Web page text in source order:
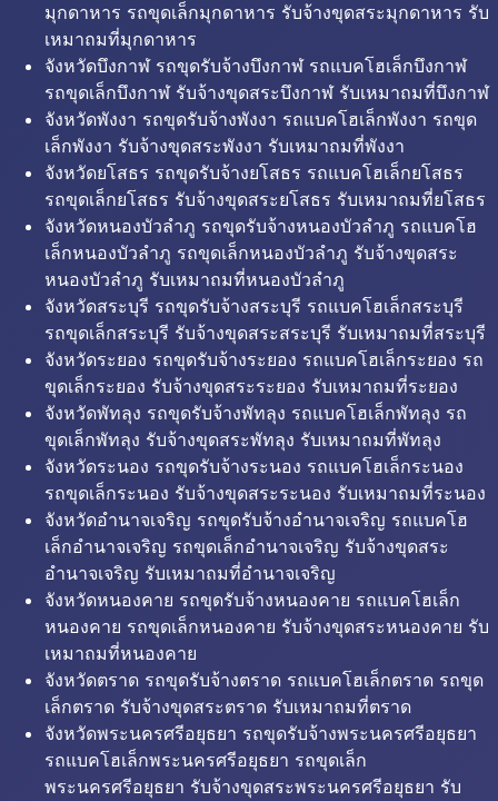
มุกดาหาร รถขุดเล็กมุกดาหาร รับจ้างขุดสระมุกดาหาร รับ
เหมาถมที่มุกดาหาร
จังหวัดบึงกาฬ รถขุดรับจ้างบึงกาฬ รถแบคโฮเล็กบึงกาฬ
รถขุดเล็กบึงกาฬ รับจ้างขุดสระบึงกาฬ รับเหมาถมที่บึงกาฬ
จังหวัดพังงา รถขุดรับจ้างพังงา รถแบคโฮเล็กพังงา รถขุด
เล็กพังงา รับจ้างขุดสระพังงา รับเหมาถมที่พังงา
จังหวัดยโสธร รถขุดรับจ้างยโสธร รถแบคโฮเล็กยโสธร
รถขุดเล็กยโสธร รับจ้างขุดสระยโสธร รับเหมาถมที่ยโสธร
จังหวัดหนองบัวลำภู รถขุดรับจ้างหนองบัวลำภู รถแบคโฮ
เล็กหนองบัวลำภู รถขุดเล็กหนองบัวลำภู รับจ้างขุดสระ
หนองบัวลำภู รับเหมาถมที่หนองบัวลำภู
จังหวัดสระบุรี รถขุดรับจ้างสระบุรี รถแบคโฮเล็กสระบุรี
รถขุดเล็กสระบุรี รับจ้างขุดสระสระบุรี รับเหมาถมที่สระบุรี
จังหวัดระยอง รถขุดรับจ้างระยอง รถแบคโฮเล็กระยอง รถ
ขุดเล็กระยอง รับจ้างขุดสระระยอง รับเหมาถมที่ระยอง
จังหวัดพัทลุง รถขุดรับจ้างพัทลุง รถแบคโฮเล็กพัทลุง รถ
ขุดเล็กพัทลุง รับจ้างขุดสระพัทลุง รับเหมาถมที่พัทลุง
จังหวัดระนอง รถขุดรับจ้างระนอง รถแบคโฮเล็กระนอง
รถขุดเล็กระนอง รับจ้างขุดสระระนอง รับเหมาถมที่ระนอง
จังหวัดอำนาจเจริญ รถขุดรับจ้างอำนาจเจริญ รถแบคโฮ
เล็กอำนาจเจริญ รถขุดเล็กอำนาจเจริญ รับจ้างขุดสระ
อำนาจเจริญ รับเหมาถมที่อำนาจเจริญ
จังหวัดหนองคาย รถขุดรับจ้างหนองคาย รถแบคโฮเล็ก
หนองคาย รถขุดเล็กหนองคาย รับจ้างขุดสระหนองคาย รับ
เหมาถมที่หนองคาย
จังหวัดตราด รถขุดรับจ้างตราด รถแบคโฮเล็กตราด รถขุด
เล็กตราด รับจ้างขุดสระตราด รับเหมาถมที่ตราด
จังหวัดพระนครศรีอยุธยา รถขุดรับจ้างพระนครศรีอยุธยา
รถแบคโฮเล็กพระนครศรีอยุธยา รถขุดเล็ก
พระนครศรีอยุธยา รับจ้างขุดสระพระนครศรีอยุธยา รับ